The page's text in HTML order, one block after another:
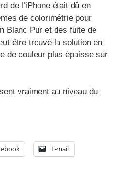
de l’iPhone était dû en
de colorimétrie pour
Blanc Pur et des fuite de
être trouvé la solution en
de couleur plus épaisse sur
vraiment au niveau du
E-mail